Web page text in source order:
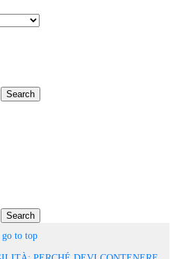
Search
Search
go to top